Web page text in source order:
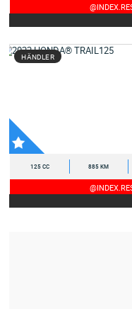
HÄNDLER
125 CC 885 KM